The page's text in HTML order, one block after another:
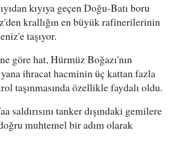
kıyıya geçen Doğu-Batı boru
krallığın en büyük rafinerilerinin
taşıyor.
göre hat, Hürmüz Boğazı'nın
ihracat hacminin üç kattan fazla
taşınmasında özellikle faydalı oldu.
saldırısını tanker dışındaki gemilere
muhtemel bir adım olarak